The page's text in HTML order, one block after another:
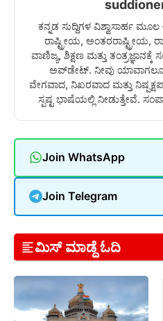
ಕನ್ನಡ ಸುದ್ದಿಗಳ ವಿಶ್ವಾಸಾರ್ಹ
ರಾಷ್ಟ್ರೀಯ, ಅಂತರರಾಷ್ಟ್ರೀಯ,
ವಾಣಿಜ್ಯ, ಶಿಕ್ಷಣ ಮತ್ತು
ಅಪ್‌ಡೇಟ್. ನೀವು
ವೇಗವಾದ, ನಿಖರವಾದ ಮತ್ತು
ಸ್ಪಷ್ಟ ಭಾಷೆಯಲ್ಲಿ ನೀಡುತ್ತೇವೆ.
Join WhatsApp
Join Telegram
ಮಿಸ್ ಮಾಡ್ದೆ ಓದಿ